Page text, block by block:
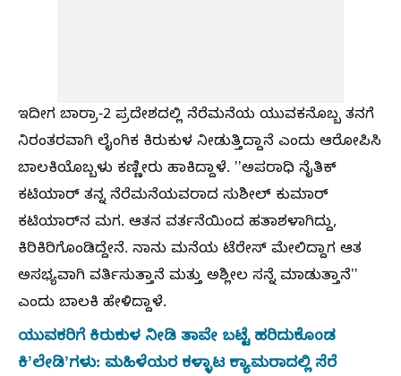
ಇದೀಗ ಬಾರ್ರಾ-2 ಪ್ರದೇಶದಲ್ಲಿ ನೆರೆಮನೆಯ ಯುವಕನೊಬ್ಬ ತನಗೆ
ನಿರಂತರವಾಗಿ ಲೈಂಗಿಕ ಕಿರುಕುಳ ನೀಡುತ್ತಿದ್ದಾನೆ ಎಂದು ಆರೋಪಿಸಿ
ಬಾಲಕಿಯೊಬ್ಬಳು ಕಣ್ಣೀರು ಹಾಕಿದ್ದಾಳೆ. ʼʼಅಪರಾಧಿ ನೈತಿಕ್
ಕಟಿಯಾರ್ ತನ್ನ ನೆರೆಮನೆಯವರಾದ ಸುಶೀಲ್ ಕುಮಾರ್
ಕಟಿಯಾರ್‌ನ ಮಗ‌‌. ಆತನ ವರ್ತನೆಯಿಂದ ಹತಾಶಳಾಗಿದ್ದು,
ಕಿರಿಕಿರಿಗೊಂಡಿದ್ದೇನೆ. ನಾನು ಮನೆಯ ಟೆರೇಸ್ ಮೇಲಿದ್ದಾಗ ಆತ
ಅಸಭ್ಯವಾಗಿ ವರ್ತಿಸುತ್ತಾನೆ ಮತ್ತು ಅಶ್ಲೀಲ ಸನ್ನೆ ಮಾಡುತ್ತಾನೆʼʼ
ಎಂದು ಬಾಲಕಿ ಹೇಳಿದ್ದಾಳೆ.
ಯುವಕರಿಗೆ ಕಿರುಕುಳ ನೀಡಿ ತಾವೇ ಬಟ್ಟೆ ಹರಿದುಕೊಂಡ
ಕಿʼಲೇಡಿʼಗಳು: ಮಹಿಳೆಯರ ಕಳ್ಳಾಟ ಕ್ಯಾಮರಾದಲ್ಲಿ ಸೆರೆ